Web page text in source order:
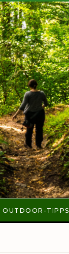
OUTDOOR-TIPPS